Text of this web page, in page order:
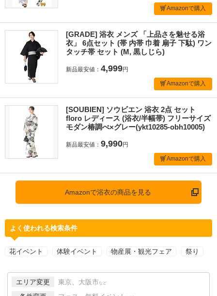
Amazonで購入
[GRADE] 浴衣 メンズ 「上品さを魅せる浴
衣」 6点セット (帯 内帯 巾着 扇子 下駄) ワン
タッチ帯 セット (M, 黒しじら)
新品最安値： 4,999円
Amazonで購入
[SOUBIEN] ソウビエン 浴衣 2点 セット
floro レディース (浴衣/半幅帯) フリーサイズ
モダン椿調べ×グレー(ykt10285-obh10005)
新品最安値： 9,990円
Amazonで購入
Amazonで浴衣の商品を見る
よく使われる検索条件
花イベント 体験イベント 物産展・観光フェア 祭り
エリア変更 東京、大阪市 など